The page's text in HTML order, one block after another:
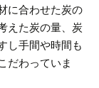
に合わせた炭の
えた炭の量、炭
し手間や時間も
だわっていま